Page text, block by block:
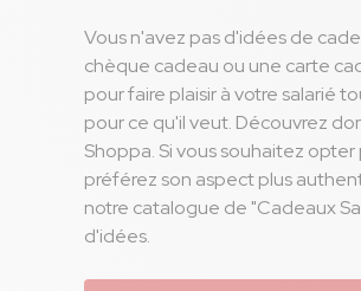
Vous n'avez pas d'idées de
chèque cadeau ou une carte
pour faire plaisir à votre salarié
pour ce qu'il veut. Découvrez
Shoppa. Si vous souhaitez
préférez son aspect plus
notre catalogue de "Cadeaux
d'idées.